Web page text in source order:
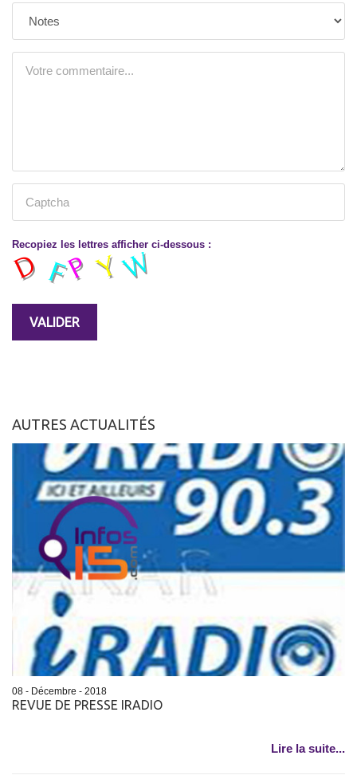
Recopiez les lettres afficher ci-dessous :
AUTRES ACTUALITÉS
08 - Décembre - 2018
REVUE DE PRESSE IRADIO
Lire la suite...